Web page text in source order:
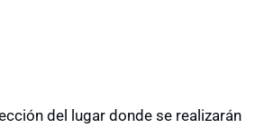
del lugar donde se realizarán